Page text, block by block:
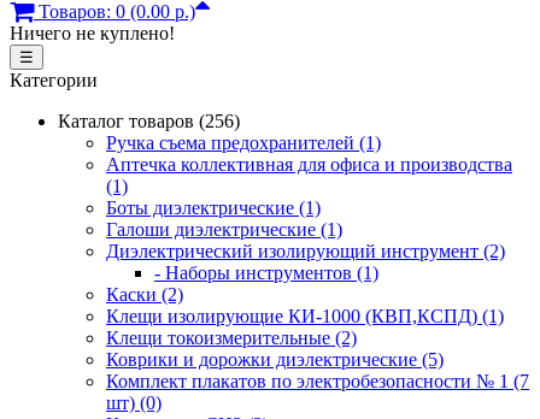
Товаров: 0 (0.00 р.)
Ничего не куплено!
☰
Категории
Каталог товаров (256)
Ручка съема предохранителей (1)
Аптечка коллективная для офиса и производства
(1)
Боты диэлектрические (1)
Галоши диэлектрические (1)
Диэлектрический изолирующий инструмент (2)
- Наборы инструментов (1)
Каски (2)
Клещи изолирующие КИ-1000 (КВП,КСПД) (1)
Клещи токоизмерительные (2)
Коврики и дорожки диэлектрические (5)
Комплект плакатов по электробезопасности № 1 (7
шт) (0)